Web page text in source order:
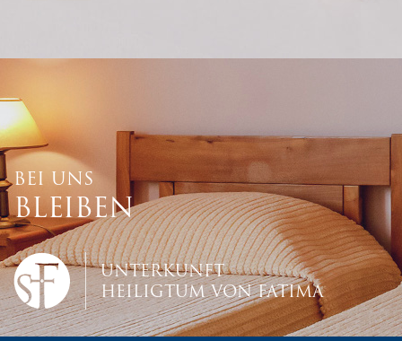
BEI UNS
BLEIBEN
UNTERKUNFT
HEILIGTUM VON FATIMA